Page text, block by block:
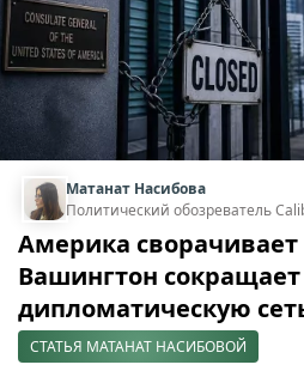
Матанат Насибова
Политический обозреватель
Америка
Вашингтон
дипломатическую
СТАТЬЯ МАТАНАТ НАСИБОВОЙ